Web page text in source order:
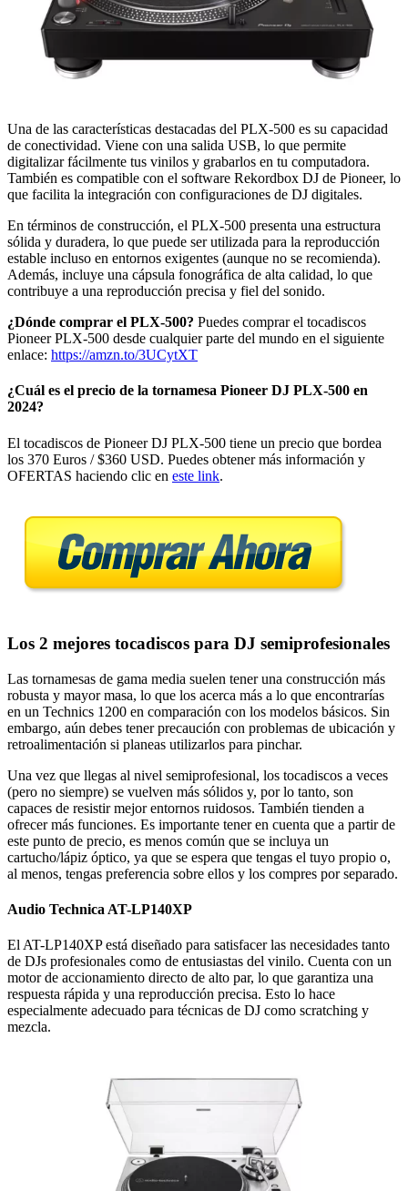
Una de las características destacadas del PLX-500 es su capacidad
de conectividad. Viene con una salida USB, lo que permite
digitalizar fácilmente tus vinilos y grabarlos en tu computadora.
También es compatible con el software Rekordbox DJ de Pioneer, lo
que facilita la integración con configuraciones de DJ digitales.
En términos de construcción, el PLX-500 presenta una estructura
sólida y duradera, lo que puede ser utilizada para la reproducción
estable incluso en entornos exigentes (aunque no se recomienda).
Además, incluye una cápsula fonográfica de alta calidad, lo que
contribuye a una reproducción precisa y fiel del sonido.
¿Dónde comprar el PLX-500? Puedes comprar el tocadiscos
Pioneer PLX-500 desde cualquier parte del mundo en el siguiente
enlace: https://amzn.to/3UCytXT
¿Cuál es el precio de la tornamesa Pioneer DJ PLX-500 en
2024?
El tocadiscos de Pioneer DJ PLX-500 tiene un precio que bordea
los 370 Euros / $360 USD. Puedes obtener más información y
OFERTAS haciendo clic en este link.
Los 2 mejores tocadiscos para DJ semiprofesionales
Las tornamesas de gama media suelen tener una construcción más
robusta y mayor masa, lo que los acerca más a lo que encontrarías
en un Technics 1200 en comparación con los modelos básicos. Sin
embargo, aún debes tener precaución con problemas de ubicación y
retroalimentación si planeas utilizarlos para pinchar.
Una vez que llegas al nivel semiprofesional, los tocadiscos a veces
(pero no siempre) se vuelven más sólidos y, por lo tanto, son
capaces de resistir mejor entornos ruidosos. También tienden a
ofrecer más funciones. Es importante tener en cuenta que a partir de
este punto de precio, es menos común que se incluya un
cartucho/lápiz óptico, ya que se espera que tengas el tuyo propio o,
al menos, tengas preferencia sobre ellos y los compres por separado.
Audio Technica AT-LP140XP
El AT-LP140XP está diseñado para satisfacer las necesidades tanto
de DJs profesionales como de entusiastas del vinilo. Cuenta con un
motor de accionamiento directo de alto par, lo que garantiza una
respuesta rápida y una reproducción precisa. Esto lo hace
especialmente adecuado para técnicas de DJ como scratching y
mezcla.